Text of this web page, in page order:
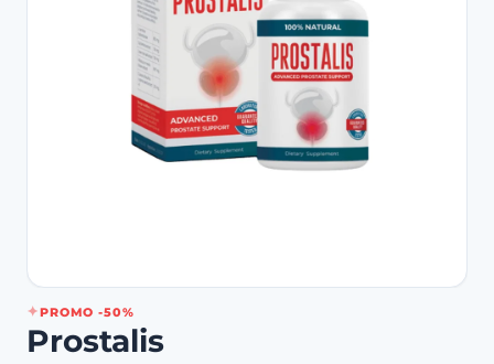
PROMO -50%
Prostalis